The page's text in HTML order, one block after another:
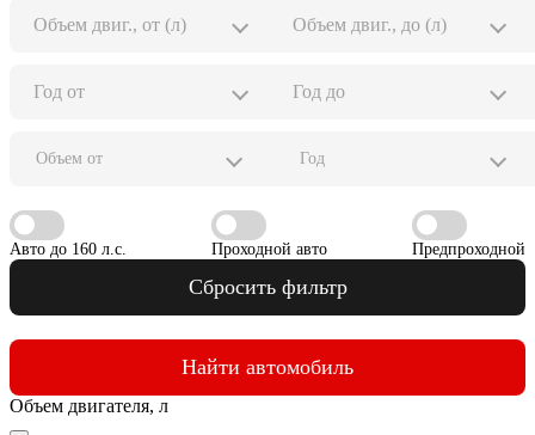
Объем от Год
Авто до 160 л.с. Проходной авто Предпроходной
Сбросить фильтр
Найти автомобиль
Объем двигателя, л